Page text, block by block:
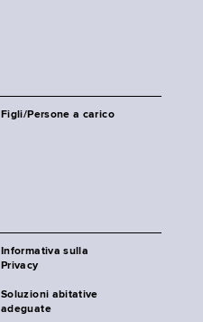
Figli/Persone a carico
Informativa sulla
Privacy
Soluzioni abitative
adeguate